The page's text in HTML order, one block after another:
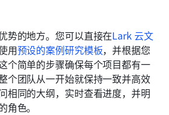
势的地方。您可以直接在Lark 云文
用预设的案例研究模板，并根据您
个简单的步骤确保每个项目都有一
个团队从一开始就保持一致并高效
相同的大纲，实时查看进度，并明
色。